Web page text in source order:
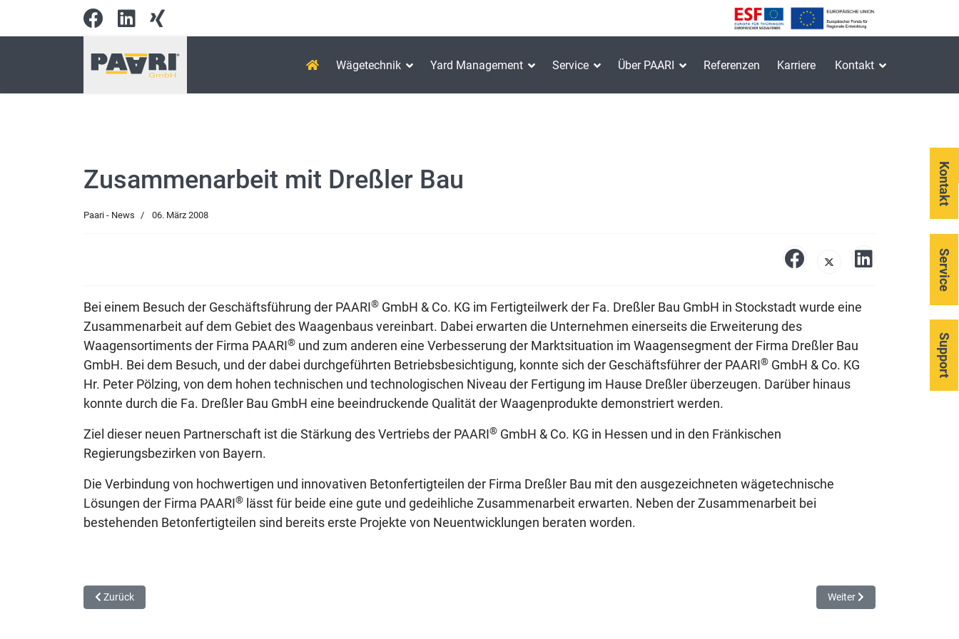
Wägetechnik Yard Management Service Über PAARI Referenzen Karriere Kontakt
Zusammenarbeit mit Dreßler Bau
Paari - News 06. März 2008
Bei einem Besuch der Geschäftsführung der PAARI® GmbH & Co. KG im Fertigteilwerk der Fa. Dreßler Bau GmbH in Stockstadt wurde eine
Zusammenarbeit auf dem Gebiet des Waagenbaus vereinbart. Dabei erwarten die Unternehmen einerseits die Erweiterung des
Waagensortiments der Firma PAARI® und zum anderen eine Verbesserung der Marktsituation im Waagensegment der Firma Dreßler Bau
GmbH. Bei dem Besuch, und der dabei durchgeführten Betriebsbesichtigung, konnte sich der Geschäftsführer der PAARI® GmbH & Co. KG
Hr. Peter Pölzing, von dem hohen technischen und technologischen Niveau der Fertigung im Hause Dreßler überzeugen. Darüber hinaus
konnte durch die Fa. Dreßler Bau GmbH eine beeindruckende Qualität der Waagenprodukte demonstriert werden.
Ziel dieser neuen Partnerschaft ist die Stärkung des Vertriebs der PAARI® GmbH & Co. KG in Hessen und in den Fränkischen
Regierungsbezirken von Bayern.
Die Verbindung von hochwertigen und innovativen Betonfertigteilen der Firma Dreßler Bau mit den ausgezeichneten wägetechnische
Lösungen der Firma PAARI® lässt für beide eine gute und gedeihliche Zusammenarbeit erwarten. Neben der Zusammenarbeit bei
bestehenden Betonfertigteilen sind bereits erste Projekte von Neuentwicklungen beraten worden.
Vorheriger Beitrag: Herzlich Willkommen bei PAARI®
Zurück Nächster Beitrag:
Weiter
Kontakt
Service
Support